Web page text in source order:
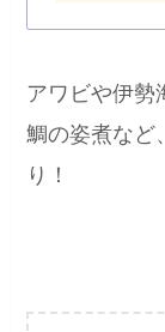
アワビや伊勢
鯛の姿煮など
り！